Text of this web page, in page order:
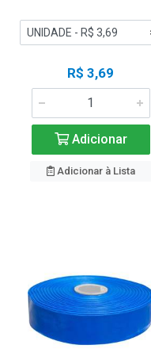
R$ 3,69
Adicionar
Adicionar à Lista